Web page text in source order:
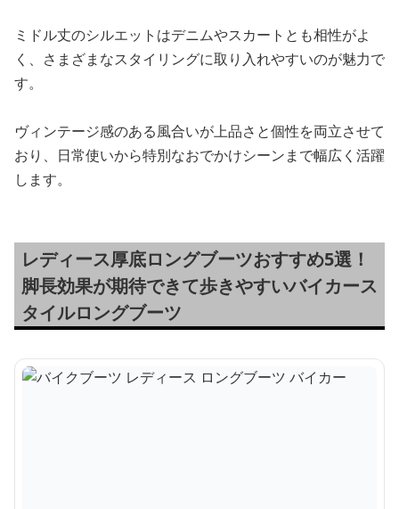
ミドル丈のシルエットはデニムやスカートとも相性がよ
く、さまざまなスタイリングに取り入れやすいのが魅力で
す。
ヴィンテージ感のある風合いが上品さと個性を両立させて
おり、日常使いから特別なおでかけシーンまで幅広く活躍
します。
レディース厚底ロングブーツおすすめ5選！
脚長効果が期待できて歩きやすいバイカース
タイルロングブーツ